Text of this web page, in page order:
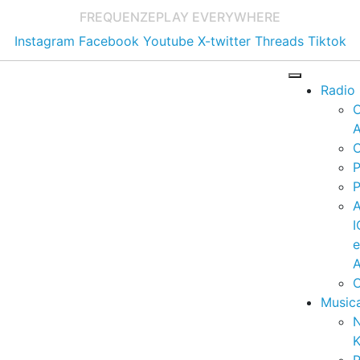
FREQUENZEPLAY EVERYWHERE
Instagram Facebook Youtube X-twitter Threads Tiktok
Radio
e